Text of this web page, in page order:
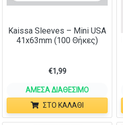
Kaissa Sleeves – Mini USA
41x63mm (100 Θήκες)
€1,99
ΆΜΕΣΑ ΔΙΑΘΈΣΙΜΟ
ΣΤΟ ΚΑΛΆΘΙ